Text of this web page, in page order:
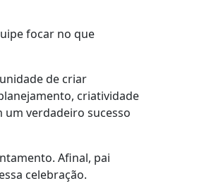
focar no que
de criar
criatividade
um verdadeiro sucesso
Afinal, pai
celebração.